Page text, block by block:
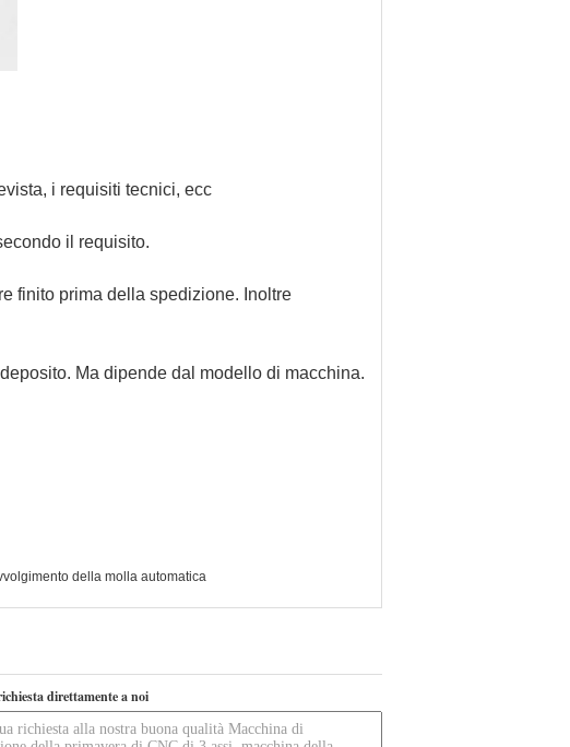
i requisiti tecnici, ecc
il requisito.
finito prima della spedizione. Inoltre
Ma dipende dal modello di macchina.
della molla automatica
direttamente a noi